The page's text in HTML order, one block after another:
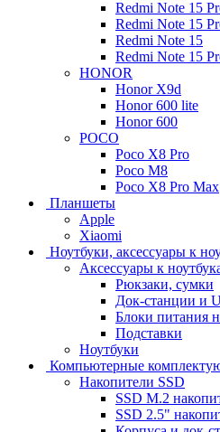
Redmi Note 15
Redmi Note 15
Redmi Note 15
Redmi Note 15
HONOR
Honor X9d
Honor 600 lite
Honor 600
POCO
Poco X8 Pro
Poco M8
Poco X8 Pro Max
Планшеты
Apple
Xiaomi
Ноутбуки, аксессуары к
Аксессуары к
Рюкзаки, сумки
Док-станции и
Блоки питания
Подставки
Ноутбуки
Компьютерные
Накопители SSD
SSD M.2
SSD 2.5"